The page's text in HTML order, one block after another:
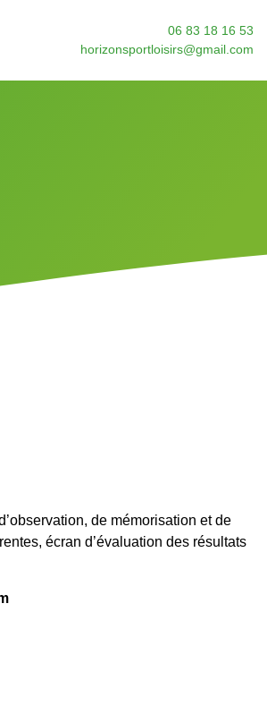
06 83 18 16 53
horizonsportloisirs@gmail.com
de mémorisation et de
écran d’évaluation des résultats